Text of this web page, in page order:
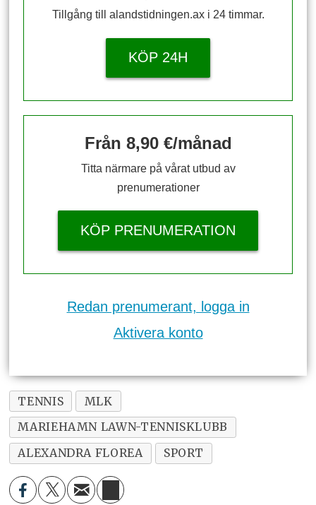
Tillgång till alandstidningen.ax i 24 timmar.
KÖP 24H
Från 8,90 €/månad
Titta närmare på vårat utbud av
prenumerationer
KÖP PRENUMERATION
Redan prenumerant, logga in
Aktivera konto
TENNIS
MLK
MARIEHAMN LAWN-TENNISKLUBB
ALEXANDRA FLOREA
SPORT